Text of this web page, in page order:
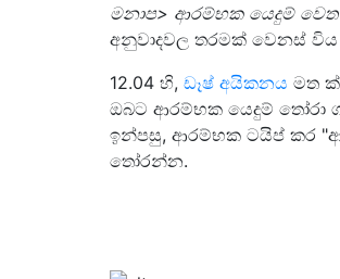
මනාප> ආරම්භක යෙදුම්
අනුවාදවල තරමක් වෙනස් විය
12.04 හි, ඩෑෂ් අයිකනය මත
ඔබට ආරම්භක යෙදුම් තෝරා
ඉන්පසු, ආරම්භක ටයිප් කර
තෝරන්න.